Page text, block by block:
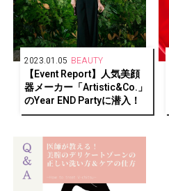
2023.01.05 BEAUTY
【Event Report】人気美顔
器メーカー「Artistic&Co.」
のYear END Partyに潜入！